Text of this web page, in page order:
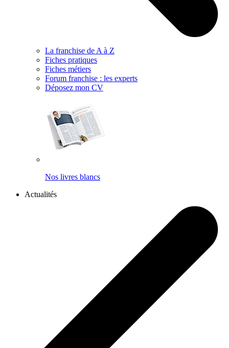
La franchise de A à Z
Fiches pratiques
Fiches métiers
Forum franchise : les experts
Déposez mon CV
Nos livres blancs
Actualités